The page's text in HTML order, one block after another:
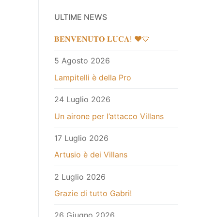
ULTIME NEWS
𝐁𝐄𝐍𝐕𝐄𝐍𝐔𝐓𝐎 𝐋𝐔𝐂𝐀! ❤️💙
5 Agosto 2026
Lampitelli è della Pro
24 Luglio 2026
Un airone per l’attacco Villans
17 Luglio 2026
Artusio è dei Villans
2 Luglio 2026
Grazie di tutto Gabri!